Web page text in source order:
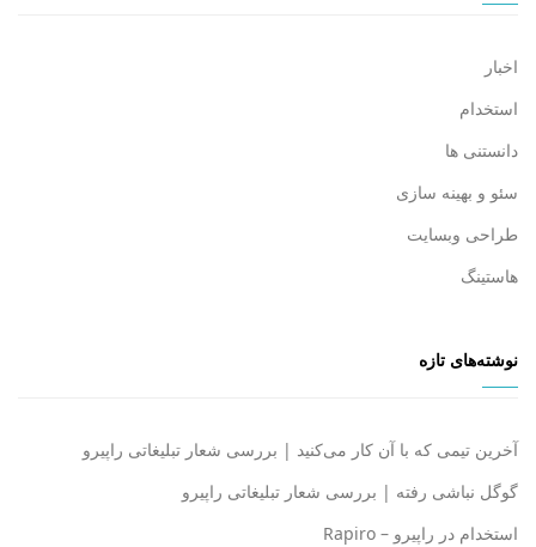
اخبار
استخدام
دانستنی ها
سئو و بهینه سازی
طراحی وبسایت
هاستینگ
نوشته‌های تازه
آخرین تیمی که با آن کار می‌کنید | بررسی شعار تبلیغاتی راپیرو
گوگل نباشی رفته | بررسی شعار تبلیغاتی راپیرو
استخدام در راپیرو – Rapiro